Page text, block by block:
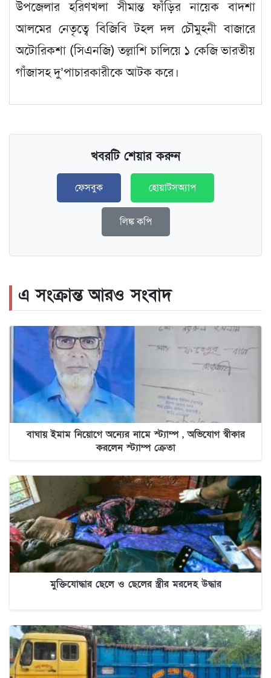
উপজেলার হরিণখলা সীমান্ত ফাঁড়ির নায়েক বাদশা
আলমের নেতৃত্বে বিজিবি টহল দল চৌমুহনী বাজারে
অটোরিকশা (সিএনজি) তল্লাশি চালিয়ে ১ কেজি ভারতীয়
গাঁজাসহ দু’পাচারকারীকে আটক করে।
খবরটি শেয়ার করুন
ফেসবুক হোয়াটসঅ্যাপ
লিঙ্ক কপি
এ সংক্রান্ত আরও সংবাদ
বাঘায় ইমাম নিয়োগে অন্যের নামে স্ট্যাম্প , অভিযোগ স্বীকার
করলেন স্ট্যাম্প ক্রেতা
মুক্তিযোদ্ধার ছেলে ও ছেলের স্ত্রীর মরদেহ উদ্ধার